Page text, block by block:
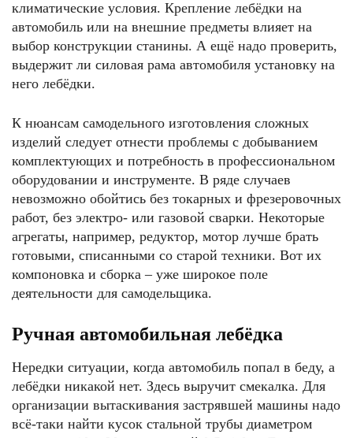
климатические условия. Крепление лебёдки на
автомобиль или на внешние предметы влияет на
выбор конструкции станины. А ещё надо проверить,
выдержит ли силовая рама автомобиля установку на
него лебёдки.
К нюансам самодельного изготовления сложных
изделий следует отнести проблемы с добыванием
комплектующих и потребность в профессиональном
оборудовании и инструменте. В ряде случаев
невозможно обойтись без токарных и фрезеровочных
работ, без электро- или газовой сварки. Некоторые
агрегаты, например, редуктор, мотор лучше брать
готовыми, списанными со старой техники. Вот их
компоновка и сборка – уже широкое поле
деятельности для самодельщика.
Ручная автомобильная лебёдка
Нередки ситуации, когда автомобиль попал в беду, а
лебёдки никакой нет. Здесь выручит смекалка. Для
организации вытаскивания застрявшей машины надо
всё-таки найти кусок стальной трубы диаметром